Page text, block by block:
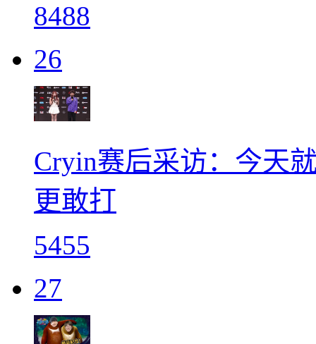
8488
26
Cryin赛后采访：今天
更敢打
5455
27